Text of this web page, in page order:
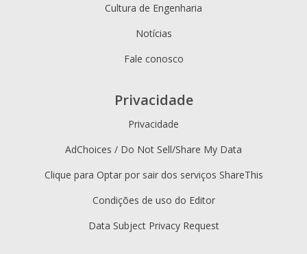
Cultura de Engenharia
Notícias
Fale conosco
Privacidade
Privacidade
AdChoices / Do Not Sell/Share My Data
Clique para Optar por sair dos serviços ShareThis
Condições de uso do Editor
Data Subject Privacy Request